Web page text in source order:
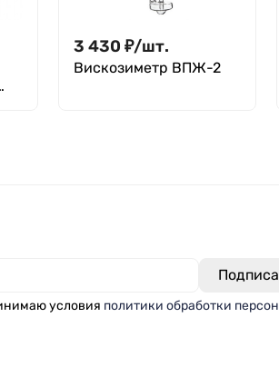
3 430 ₽/шт.
Вискозиметр ВПЖ-2
условия политики обработки